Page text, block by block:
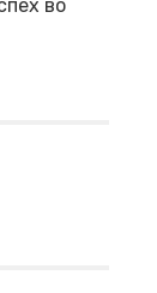
во